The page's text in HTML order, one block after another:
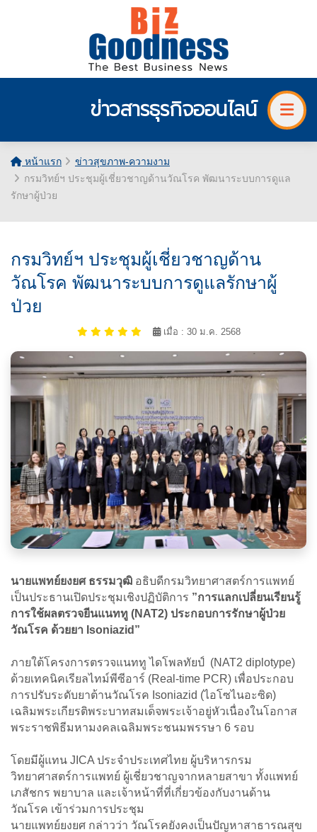
ข่าวสารธุรกิจออนไลน์
หน้าแรก
ข่าวสุขภาพ-ความงาม
กรมวิทย์ฯ ประชุมผู้เชี่ยวชาญด้านวัณโรค พัฒนาระบบการดูแล
รักษาผู้ป่วย
กรมวิทย์ฯ ประชุมผู้เชี่ยวชาญด้าน
วัณโรค พัฒนาระบบการดูแลรักษาผู้
ป่วย
เมื่อ : 30 ม.ค. 2568
นายแพทย์ยงยศ ธรรมวุฒิ อธิบดีกรมวิทยาศาสตร์การแพทย์
เป็นประธานเปิดประชุมเชิงปฏิบัติการ ”การแลกเปลี่ยนเรียนรู้
การใช้ผลตรวจยีนแนททู (NAT2) ประกอบการรักษาผู้ป่วย
วัณโรค ด้วยยา Isoniazid”
ภายใต้โครงการตรวจแนททู ไดโพลทัยป์ (NAT2 diplotype)
ด้วยเทคนิคเรียลไทม์พีซีอาร์ (Real-time PCR) เพื่อประกอบ
การปรับระดับยาต้านวัณโรค Isoniazid (ไอโซไนอะซิด)
เฉลิมพระเกียรติพระบาทสมเด็จพระเจ้าอยู่หัวเนื่องในโอกาส
พระราชพิธีมหามงคลเฉลิมพระชนมพรรษา 6 รอบ
โดยมีผู้แทน JICA ประจำประเทศไทย ผู้บริหารกรม
วิทยาศาสตร์การแพทย์ ผู้เชี่ยวชาญจากหลายสาขา ทั้งแพทย์
เภสัชกร พยาบาล และเจ้าหน้าที่ที่เกี่ยวข้องกับงานด้าน
วัณโรค เข้าร่วมการประชุม
นายแพทย์ยงยศ กล่าวว่า วัณโรคยังคงเป็นปัญหาสาธารณสุข